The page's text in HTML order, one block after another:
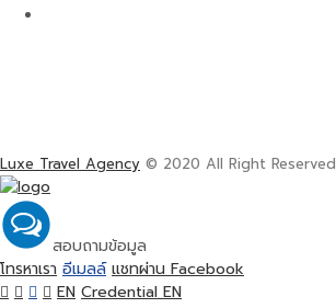
Luxe Travel Agency © 2020 All Right Reserved
สอบถามข้อมูล
โทรหาเรา อีเมลล์ แชทผ่าน Facebook
EN Credential EN